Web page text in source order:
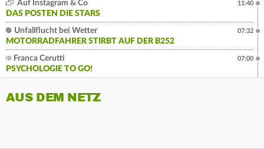
Auf Instagram & Co
DAS POSTEN DIE STARS
11:40
Unfallflucht bei Wetter
MOTORRADFAHRER STIRBT AUF DER B252
07:32
Franca Cerutti
PSYCHOLOGIE TO GO!
07:00
AUS DEM NETZ